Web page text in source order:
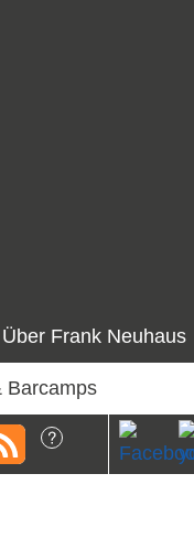
Über Frank Neuhaus
Barcamps